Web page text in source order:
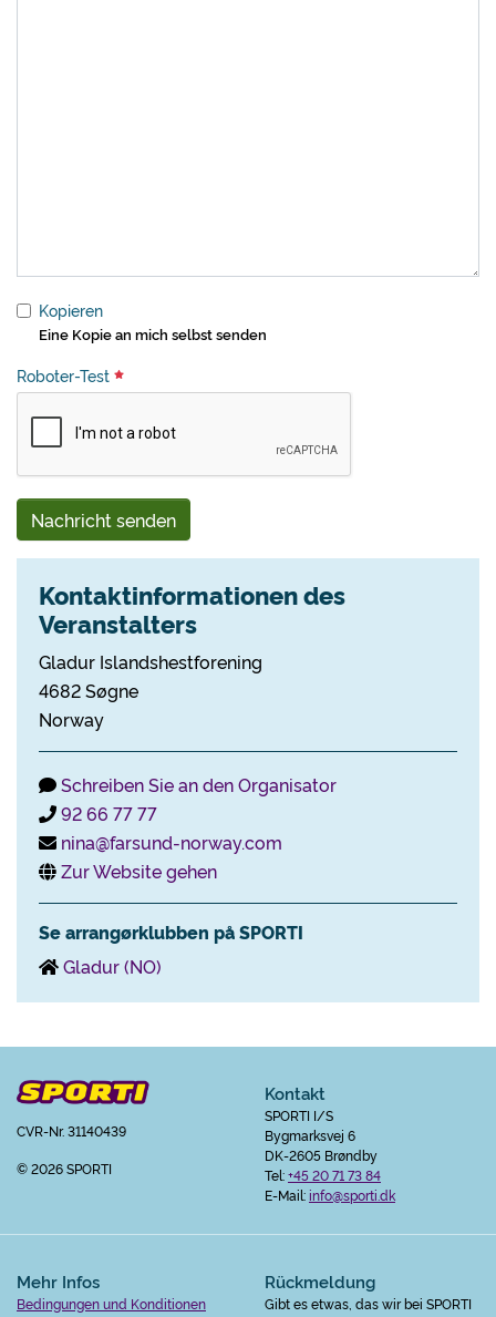
Kopieren
Eine Kopie an mich selbst senden
Roboter-Test
Nachricht senden
Kontaktinformationen des
Veranstalters
Gladur Islandshestforening
4682 Søgne
Norway
Schreiben Sie an den Organisator
92 66 77 77
nina@farsund-norway.com
Zur Website gehen
Se arrangørklubben på SPORTI
Gladur (NO)
CVR-Nr. 31140439
© 2026 SPORTI
Kontakt
SPORTI I/S
Bygmarksvej 6
DK-2605 Brøndby
Tel:+45 20 71 73 84
E-Mail:info@sporti.dk
Mehr Infos
Bedingungen und Konditionen
Rückmeldung
Gibt es etwas, das wir bei SPORTI